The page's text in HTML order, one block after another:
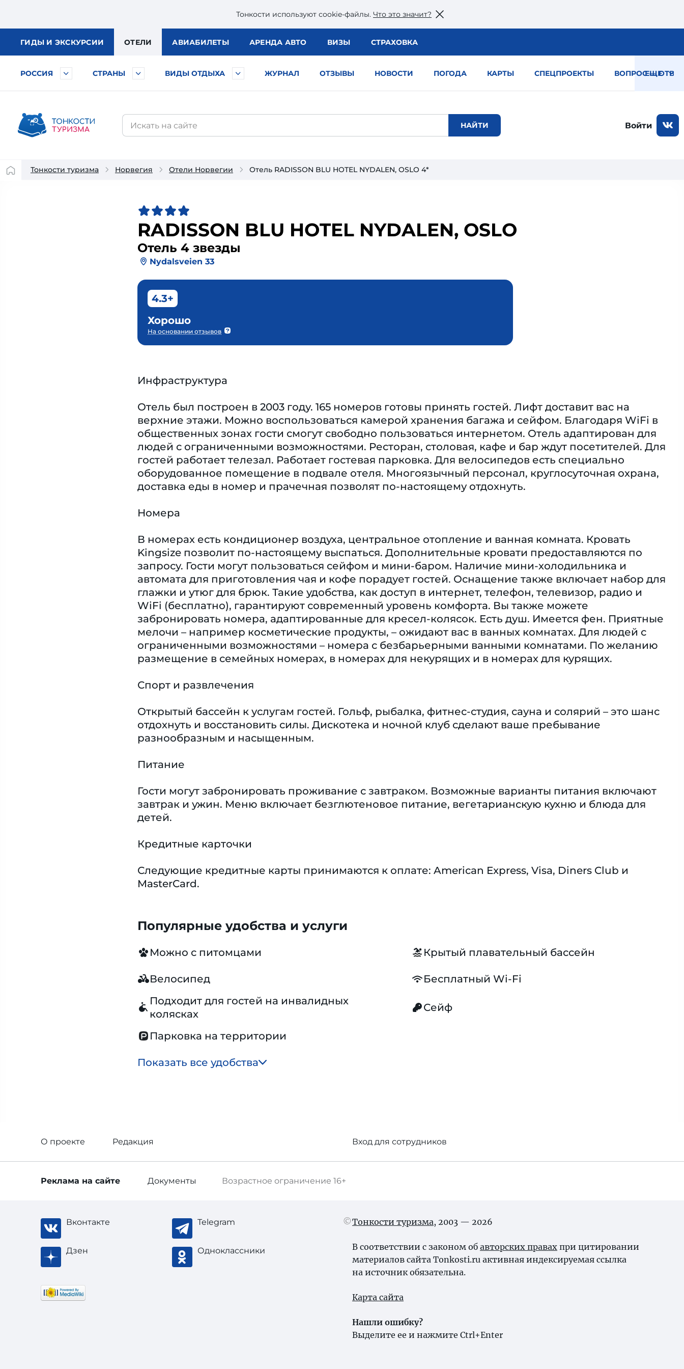
Тонкости используют сookie-файлы. Что это значит?
ГИДЫ И ЭКСКУРСИИ ОТЕЛИ АВИАБИЛЕТЫ АРЕНДА АВТО ВИЗЫ СТРАХОВКА
РОССИЯ СТРАНЫ ВИДЫ ОТДЫХА ЖУРНАЛ ОТЗЫВЫ НОВОСТИ ПОГОДА КАРТЫ СПЕЦПРОЕКТЫ ВОПРОС — ОТВЕТ
ЕЩЕ
Войти
Тонкости туризма Норвегия Отели Норвегии Отель RADISSON BLU HOTEL NYDALEN, OSLO 4*
RADISSON BLU HOTEL NYDALEN, OSLO
Отель 4 звезды
Nydalsveien 33
4.3+
Хорошо
На основании отзывов
Инфраструктура
Отель был построен в 2003 году. 165 номеров готовы принять гостей. Лифт доставит вас на
верхние этажи. Можно воспользоваться камерой хранения багажа и сейфом. Благодаря WiFi в
общественных зонах гости смогут свободно пользоваться интернетом. Отель адаптирован для
людей с ограниченными возможностями. Ресторан, столовая, кафе и бар ждут посетителей. Для
гостей работает телезал. Работает гостевая парковка. Для велосипедов есть специально
оборудованное помещение в подвале отеля. Многоязычный персонал, круглосуточная охрана,
доставка еды в номер и прачечная позволят по-настоящему отдохнуть.
Номера
В номерах есть кондиционер воздуха, центральное отопление и ванная комната. Кровать
Kingsize позволит по-настоящему выспаться. Дополнительные кровати предоставляются по
запросу. Гости могут пользоваться сейфом и мини-баром. Наличие мини-холодильника и
автомата для приготовления чая и кофе порадует гостей. Оснащение также включает набор для
глажки и утюг для брюк. Такие удобства, как доступ в интернет, телефон, телевизор, радио и
WiFi (бесплатно), гарантируют современный уровень комфорта. Вы также можете
забронировать номера, адаптированные для кресел-колясок. Eсть душ. Имеется фен. Приятные
мелочи – например косметические продукты, – ожидают вас в ванных комнатах. Для людей с
ограниченными возможностями – номера с безбарьерными ванными комнатами. По желанию
размещение в семейных номерах, в номерах для некурящих и в номерах для курящих.
Спорт и развлечения
Открытый бассейн к услугам гостей. Гольф, рыбалка, фитнес-студия, сауна и солярий – это шанс
отдохнуть и восстановить силы. Дискотека и ночной клуб сделают ваше пребывание
разнообразным и насыщенным.
Питание
Гости могут забронировать проживание с завтраком. Возможные варианты питания включают
завтрак и ужин. Меню включает безглютеновое питание, вегетарианскую кухню и блюда для
детей.
Кредитные карточки
Следующие кредитные карты принимаются к оплате: American Express, Visa, Diners Club и
MasterCard.
Популярные удобства и услуги
Можно с питомцами Крытый плавательный бассейн
Велосипед
Бесплатный Wi-Fi
Подходит для гостей на инвалидных
колясках
Сейф
Парковка на территории
Показать все удобства
О проекте Редакция Вход для сотрудников
Возрастное ограничение 16+
Реклама на сайте Документы
Вконтакте Telegram
Дзен Одноклассники
Тонкости туризма, 2003 — 2026
В соответствии с законом об авторских правах при цитировании
материалов сайта Tonkosti.ru активная индексируемая ссылка
на источник обязательна.
Карта сайта
Нашли ошибку?
Выделите ее и нажмите Ctrl+Enter